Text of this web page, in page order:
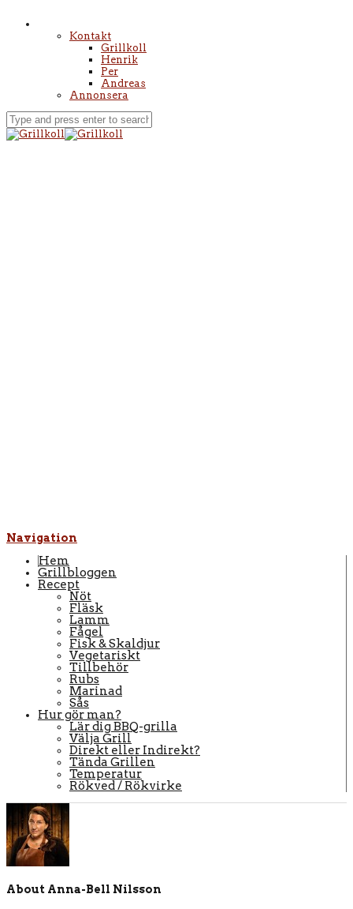
Kontakt
Grillkoll
Henrik
Per
Andreas
Annonsera
Navigation
Hem
Grillbloggen
Recept
Nöt
Fläsk
Lamm
Fågel
Fisk & Skaldjur
Vegetariskt
Tillbehör
Rubs
Marinad
Sås
Hur gör man?
Lär dig BBQ-grilla
Välja Grill
Direkt eller Indirekt?
Tända Grillen
Temperatur
Rökved / Rökvirke
About Anna-Bell Nilsson